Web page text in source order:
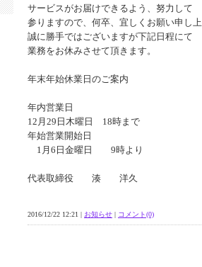
サービスがお届けできるよう、努力して
参りますので、何卒、宜しくお願い申し上
誠に勝手ではございますが下記日程にて
業務をお休みさせて頂きます。
年末年始休業日のご案内
年内営業日
12月29日木曜日 18時まで
年始営業開始日
1月6日金曜日 9時より
代表取締役 湊 洋久
2016/12/22 12:21 | お知らせ | コメント(0)